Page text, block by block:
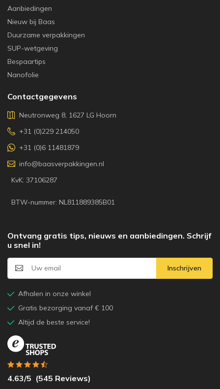
Aanbiedingen
Nieuw bij Baas
Duurzame verpakkingen
SUP-wetgeving
Bespaartips
Nanofolie
Contactgegevens
Neutronweg 8, 1627 LG Hoorn
+31 (0)229 214050
+31 (0)6 11481879
info@baasverpakkingen.nl
KvK: 37106287
BTW-nummer: NL811889385B01
Ontvang gratis tips, nieuws en aanbiedingen. Schrijf
u snel in!
Inschrijven
Afhalen in onze winkel
Gratis bezorging vanaf € 100
Altijd de beste service!
4.63/5 (545 Reviews)